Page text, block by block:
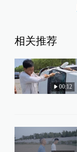
相关推荐
00:12